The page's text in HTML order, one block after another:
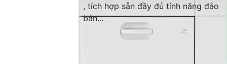
, tích hợp sẵn đầy đủ tính năng đảo
bản...